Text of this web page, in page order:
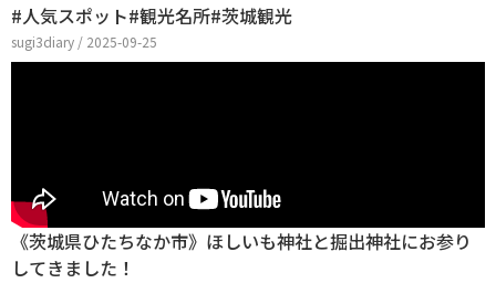
#人気スポット#観光名所#茨城観光
sugi3diary / 2025-09-25
《茨城県ひたちなか市》ほしいも神社と掘出神社にお参り
してきました！